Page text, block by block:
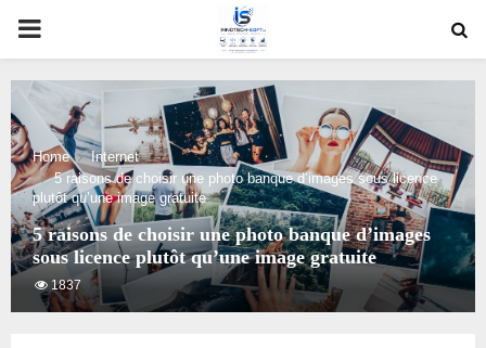
PRIMARY
MENU
Home
Internet
5 raisons de choisir une photo banque d’images sous licence
plutôt qu’une image gratuite
5 raisons de choisir une photo banque d’images
sous licence plutôt qu’une image gratuite
1837